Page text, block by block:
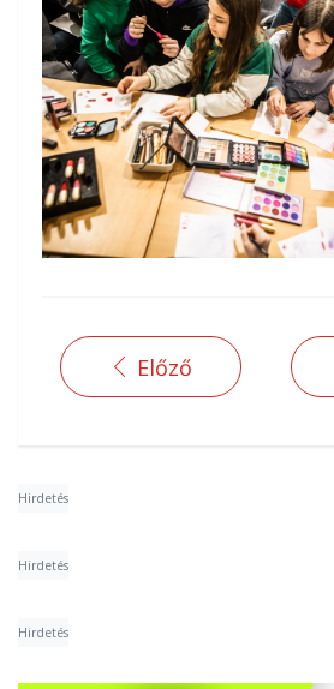
Előző
Hirdetés
Hirdetés
Hirdetés